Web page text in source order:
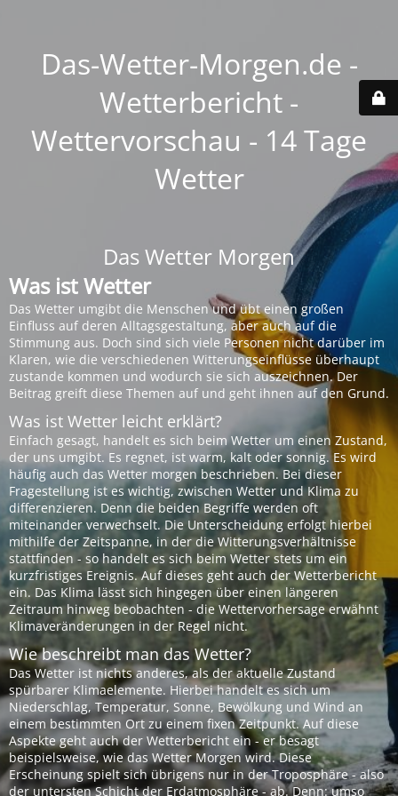
Das-Wetter-Morgen.de -
Wetterbericht -
Wettervorschau - 14 Tage
Wetter
Das Wetter Morgen
Was ist Wetter
Das Wetter umgibt die Menschen und übt einen großen
Einfluss auf deren Alltagsgestaltung, aber auch auf die
Stimmung aus. Doch sind sich viele Personen nicht darüber im
Klaren, wie die verschiedenen Witterungseinflüsse überhaupt
zustande kommen und wodurch sie sich auszeichnen. Der
Beitrag greift diese Themen auf und geht ihnen auf den Grund.
Was ist Wetter leicht erklärt?
Einfach gesagt, handelt es sich beim Wetter um einen Zustand,
der uns umgibt. Es regnet, ist warm, kalt oder sonnig. Es wird
häufig auch das Wetter morgen beschrieben. Bei dieser
Fragestellung ist es wichtig, zwischen Wetter und Klima zu
differenzieren. Denn die beiden Begriffe werden oft
miteinander verwechselt. Die Unterscheidung erfolgt hierbei
mithilfe der Zeitspanne, in der die Witterungsverhältnisse
stattfinden - so handelt es sich beim Wetter stets um ein
kurzfristiges Ereignis. Auf dieses geht auch der Wetterbericht
ein. Das Klima lässt sich hingegen über einen längeren
Zeitraum hinweg beobachten - die Wettervorhersage erwähnt
Klimaveränderungen in der Regel nicht.
Wie beschreibt man das Wetter?
Das Wetter ist nichts anderes, als der aktuelle Zustand
spürbarer Klimaelemente. Hierbei handelt es sich um
Niederschlag, Temperatur, Sonne, Bewölkung und Wind an
einem bestimmten Ort zu einem fixen Zeitpunkt. Auf diese
Aspekte geht auch der Wetterbericht ein - er besagt
beispielsweise, wie das Wetter Morgen wird. Diese
Erscheinung spielt sich übrigens nur in der Troposphäre - also
der untersten Schicht der Erdatmosphäre - ab. Denn: umso